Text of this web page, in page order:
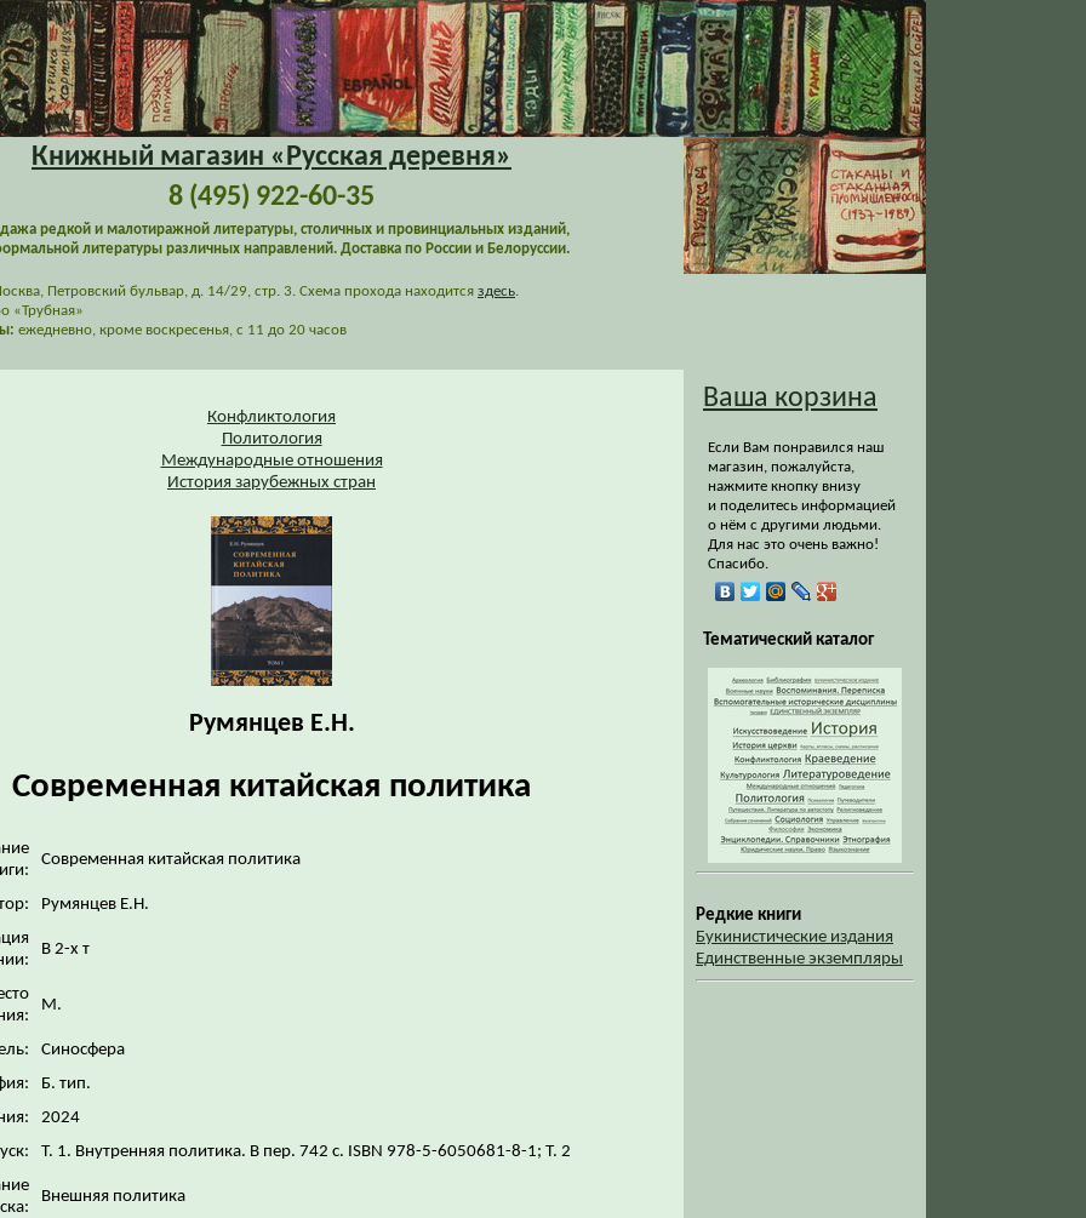
Книжный магазин «Русская деревня»
8 (495) 922-60-35
редкой и малотиражной литературы, столичных и провинциальных изданий,
литературы различных направлений. Доставка по России и Белоруссии.
Петровский бульвар, д. 14/29, стр. 3. Схема прохода находится здесь.
«Трубная»
ежедневно, кроме воскресенья, с 11 до 20 часов
Конфликтология
Политология
Международные отношения
История зарубежных стран
Румянцев Е.Н.
Современная китайская политика
Современная китайская политика
Румянцев Е.Н.
В 2-х т
М.
Синосфера
Б. тип.
2024
Т. 1. Внутренняя политика. В пер. 742 с. ISBN 978-5-6050681-8-1; Т. 2
Внешняя политика
Ваша корзина
Если Вам понравился наш
магазин, пожалуйста,
нажмите кнопку внизу
и поделитесь информацией
о нём с другими людьми.
Для нас это очень важно!
Спасибо.
Тематический каталог
Редкие книги
Букинистические издания
Единственные экземпляры